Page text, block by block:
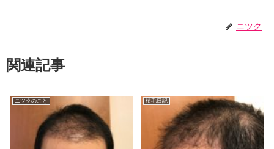
ニツク
関連記事
ニツクのこと 植毛日記